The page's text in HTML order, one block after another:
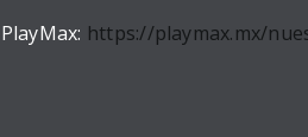
PlayMax: https://playmax.mx/